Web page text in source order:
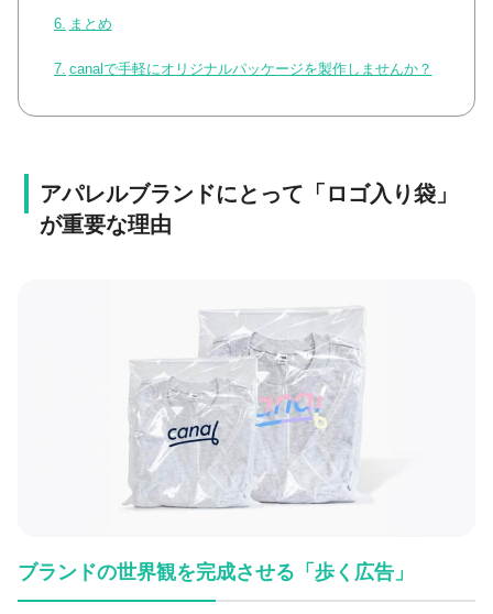
まとめ
canalで手軽にオリジナルパッケージを製作しませんか？
アパレルブランドにとって「ロゴ入り袋」
が重要な理由
ブランドの世界観を完成させる「歩く広告」